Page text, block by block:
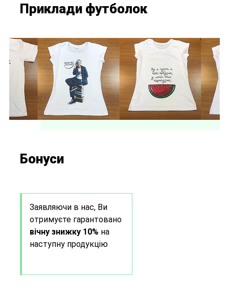
Приклади футболок
Бонуси
Заявляючи в нас, Ви
отримуєте гарантовано
вічну знижку 10% на
наступну продукцію